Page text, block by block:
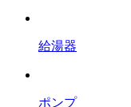
給湯器
ポンプ